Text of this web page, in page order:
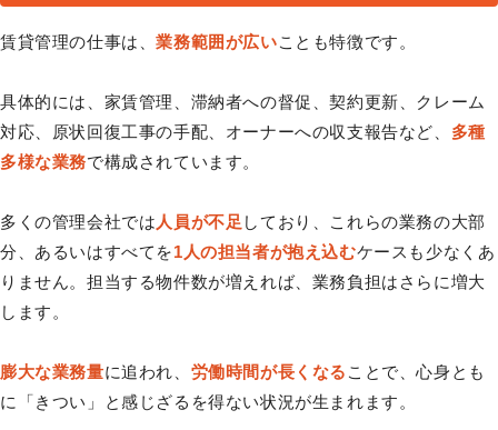
賃貸管理の仕事は、業務範囲が広いことも特徴です。
具体的には、家賃管理、滞納者への督促、契約更新、クレーム
対応、原状回復工事の手配、オーナーへの収支報告など、 多種
多様な業務で構成されています。
多くの管理会社では 人員が不足 しており、これらの業務の大部
分、あるいはすべてを1人の担当者が抱え込むケースも少なくあ
りません。担当する物件数が増えれば、業務負担はさらに増大
します。
膨大な業務量に追われ、 労働時間が長くなる ことで、心身とも
に「きつい」と感じざるを得ない状況が生まれます。